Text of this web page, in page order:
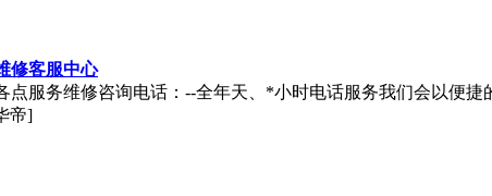
修客服中心
点服务维修咨询电话：--全年天、*小时电话服务我们会以便捷
帝]